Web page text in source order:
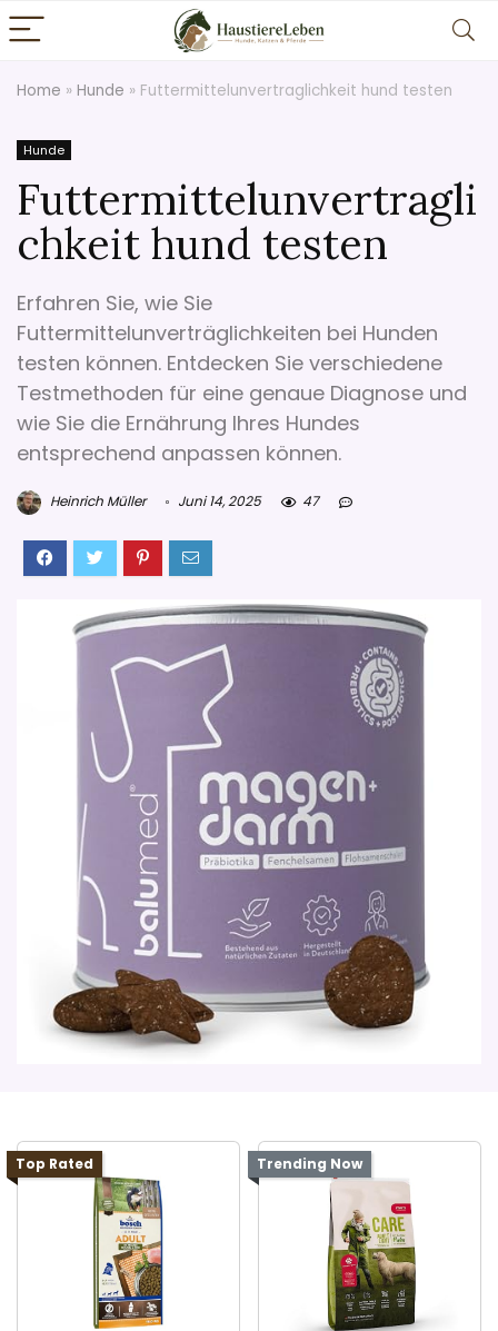
Home » Hunde » Futtermittelunvertraglichkeit hund testen
Hunde
Futtermittelunvertragli
chkeit hund testen
Erfahren Sie, wie Sie
Futtermittelunverträglichkeiten bei Hunden
testen können. Entdecken Sie verschiedene
Testmethoden für eine genaue Diagnose und
wie Sie die Ernährung Ihres Hundes
entsprechend anpassen können.
Heinrich Müller Juni 14, 2025 47
Top Rated Trending Now